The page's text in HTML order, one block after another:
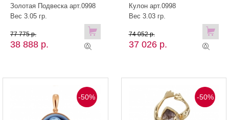
Золотая Подвеска арт.0998
Вес 3.05 гр.
38 888 р.
77 775 р.
Кулон арт.0998
Вес 3.03 гр.
37 026 р.
74 052 р.
-50% -50%